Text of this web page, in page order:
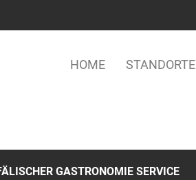
HOME STANDORTE
GASTRONOMIE SERVICE